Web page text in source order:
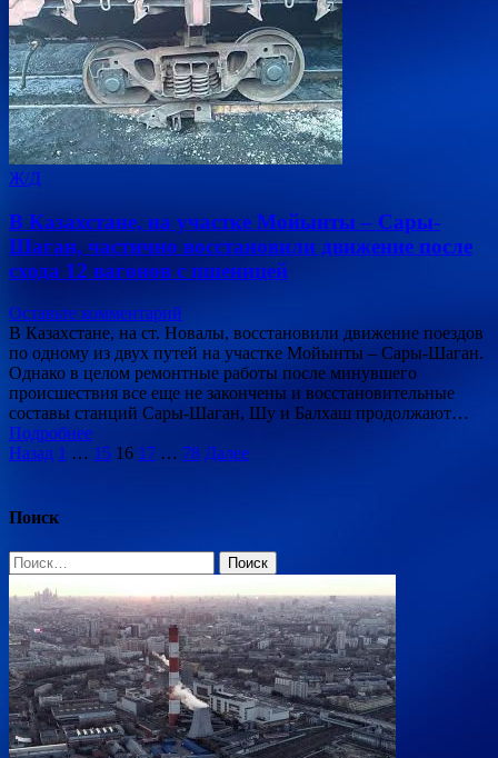
Ж/Д
В Казахстане, на участке Мойынты – Сары-
Шаган, частично восстановили движение после
схода 12 вагонов с пшеницей
Оставьте комментарий
В Казахстане, на ст. Новалы, восстановили движение поездов
по одному из двух путей на участке Мойынты – Сары-Шаган.
Однако в целом ремонтные работы после минувшего
происшествия все еще не закончены и восстановительные
составы станций Сары-Шаган, Шу и Балхаш продолжают…
Подробнее
Пагинация
Назад 1 … 15 16 17 … 78 Далее
Поиск
Найти: